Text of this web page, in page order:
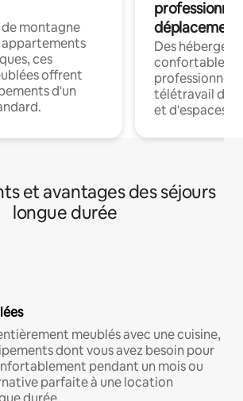
de montagne
appartements
ces
offrent
d'un
déplacement
Des
confortables
professionnels
télétravail
et d'espaces
et avantages des séjours
longue durée
meublés avec une cuisine,
dont vous avez besoin pour
pendant un mois ou
parfaite à une location